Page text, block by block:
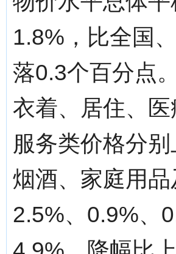
1.8%，比全国
落0.3个百分点
衣着、居住、
服务类价格分
烟酒、家庭用
2.5%、0.9%、